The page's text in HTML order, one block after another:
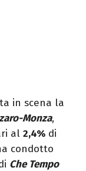
in scena la
Monza,
al 2,4% di
condotto
Che Tempo